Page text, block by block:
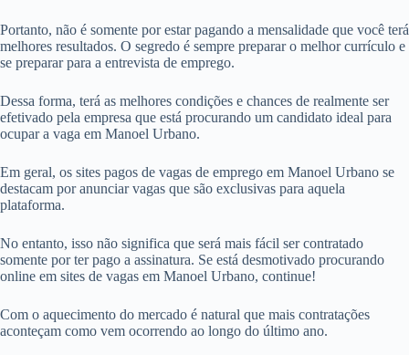
Portanto, não é somente por estar pagando a mensalidade que você terá
melhores resultados. O segredo é sempre preparar o melhor currículo e
se preparar para a entrevista de emprego.
Dessa forma, terá as melhores condições e chances de realmente ser
efetivado pela empresa que está procurando um candidato ideal para
ocupar a vaga em Manoel Urbano.
Em geral, os sites pagos de vagas de emprego em Manoel Urbano se
destacam por anunciar vagas que são exclusivas para aquela
plataforma.
No entanto, isso não significa que será mais fácil ser contratado
somente por ter pago a assinatura. Se está desmotivado procurando
online em sites de vagas em Manoel Urbano, continue!
Com o aquecimento do mercado é natural que mais contratações
aconteçam como vem ocorrendo ao longo do último ano.